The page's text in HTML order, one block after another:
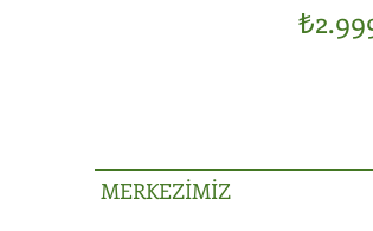
Fiyat
MERKEZİMİZ